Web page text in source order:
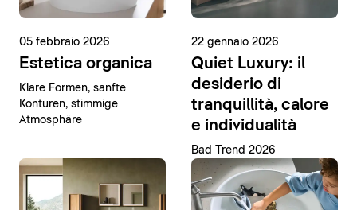
05 febbraio 2026
Estetica organica
Klare Formen, sanfte
Konturen, stimmige
Atmosphäre
22 gennaio 2026
Quiet Luxury: il
desiderio di
tranquillità, calore
e individualità
Bad Trend 2026